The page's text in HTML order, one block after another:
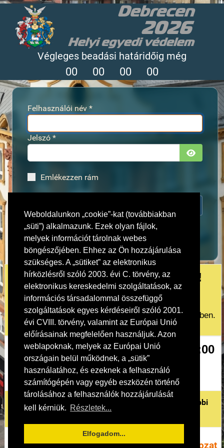
Weboldalunkon „cookie”-kat (továbbiakban
„süti”) alkalmazunk. Ezek olyan fájlok,
melyek információt tárolnak webes
böngészőjében. Ehhez az Ön hozzájárulása
szükséges. A „sütiket” az elektronikus
hírközlésről szóló 2003. évi C. törvény, az
elektronikus kereskedelmi szolgáltatások, az
információs társadalommal összefüggő
szolgáltatások egyes kérdéseiről szóló 2001.
évi CVIII. törvény, valamint az Európai Unió
előírásainak megfelelően használjuk. Azon
weblapoknak, melyek az Európai Unió
országain belül működnek, a „sütik”
használatához, és ezeknek a felhasználó
számítógépén vagy egyéb eszközén történő
tárolásához a felhasználók hozzájárulását
kell kérniük. Részletek...
Elfogadom...
Végleges beadási határidőig még
00 00 00 00
Felhasználói név *
Jelszó *
Emlékezzen rám
Elfelejtette a jelszavát?
Tisztelt Érdeklődők, Pályázók!
A „Helyi egyedi védelem alatt álló épületek
felújításának támogatása” tárgyú pályázat 2026 évben.
A beadási határidő 2026.05.31 24:00
-kor lejárt.
A pályázattal kapcsolatos dokumentumok az alábbi
Pályázati
Pályázati
Nyilatkozat